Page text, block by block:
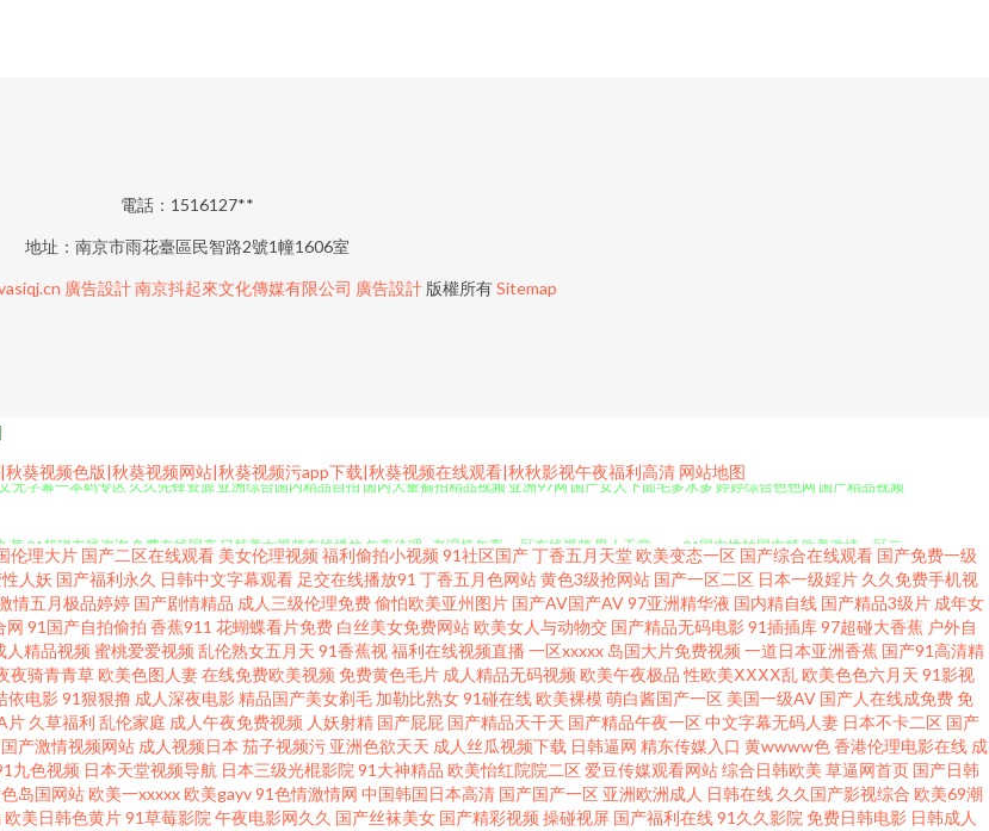
電話：1516127**
地址：南京市雨花臺區民智路2號1幢1606室
廣告設計南京抖起來文化傳媒有限公司 廣告設計 版權所有Sitemap
葵视频色版|秋葵视频网站|秋葵视频污app下载|秋葵视频在线观看|秋秋影视午夜福利高清 网站地图
字幕一本码专区 久久先锋资源 亚洲综合国内精品自拍 国内大量揄拍精品视频 亚洲97网 国产女人下面毛多水多 婷婷综合色色网 国产精品视频
香六月久久婷婷开心 深爱激情 成人精品三级网站 日本卡一卡二卡乱码三卡四码 bt磁力链bturl 欧美一区色 91豆花 免费日本在线小视频 在线观
婷五月色 无码不卡成人 国产卡一卡二 色宗久久 东京热色色视频 日本亚洲va在 电视剧在线免费观看 日本强姧 97影院在线观看免费版电视剧大
中文 久久国产欧美日韩精品免费 在线不卡一区二区 九一福利 亚洲日韩一区二区三区 国产一区二区三区在 午夜大尺 国产精品亚洲片在线 丝足
乱肉艳妇 又粗又粗又黄又 精品免费 亚洲精品视频观看 国产日日夜夜网站 五月丁香合缴情网 国产精品天堂 色五五月五月开 成人免费在线观看视
伦理大片 国产二区在线观看 美女伦理视频 福利偷拍小视频 91社区国产丁香五月天堂欧美变态一区 国产综合在线观看 国产免费一级
人妖 国产福利永久 日韩中文字幕观看 足交在线播放91 丁香五月色网站黄色3级抢网站 国产一区二区 日本一级婬片 久久免费手机视
情五月极品婷婷 国产剧情精品 成人三级伦理免费偷怕欧美亚州图片 国产AV国产AV97亚洲精华液 国内精自线 国产精品3级片 成年女
网 91国产自拍偷拍 香蕉911 花蝴蝶看片免费 白丝美女免费网站欧美女人与动物交 国产精品无码电影91插插库97超碰大香蕉 户外自
人精品视频 蜜桃爱爱视频 乱伦熟女五月天 91香蕉视福利在线视频直播 一区xxxxx 岛国大片免费视频 一道日本亚洲香蕉 国产91高清精
夜骑青青草欧美色图人妻在线免费欧美视频 免费黄色毛片 成人精品无码视频 欧美午夜极品 性欧美ⅩⅩⅩⅩ乱欧美色色六月天 91影视
依电影91狠狠撸 成人深夜电影精品国产美女剃毛 加勒比熟女91碰在线欧美裸模萌白酱国产一区 美国一级AV 国产人在线成免费免
片 久草福利 乱伦家庭 成人午夜免费视频 人妖射精 国产屁屁 国产精品天干天 国产精品午夜一区中文字幕无码人妻 日本不卡二区 国产
国产激情视频网站 成人视频日本 茄子视频污 亚洲色欲天天 成人丝瓜视频下载 日韩逼网 精东传媒入口 黄wwww色香港伦理电影在线 成
九色视频 日本天堂视频导航 日本三级光棍影院 91大神精品 欧美怡红院院二区 爱豆传媒观看网站综合日韩欧美 草逼网首页 国产日韩
岛国网站欧美一xxxxx欧美gayv91色情激情网 中国韩国日本高清 国产国产一区 亚洲欧洲成人 日韩在线 久久国产影视综合 欧美69潮
欧美日韩色黄片91草莓影院 午夜电影网久久 国产丝袜美女 国产精彩视频 操碰视屏 国产福利在线91久久影院 免费日韩电影 日韩成人